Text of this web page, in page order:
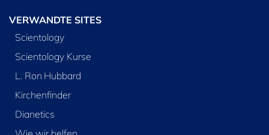
VERWANDTE SITES
Scientology
Scientology Kurse
L. Ron Hubbard
Kirchenfinder
Dianetics